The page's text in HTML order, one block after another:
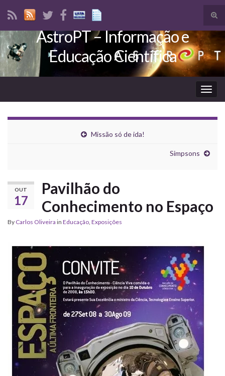
Search for:
AstroPT – Informação e
Educação Científica
Missão só de ida!
Simpsons
OUT
17
Pavilhão do
Conhecimento no Espaço
By Carlos Oliveira in Educação, Exposições